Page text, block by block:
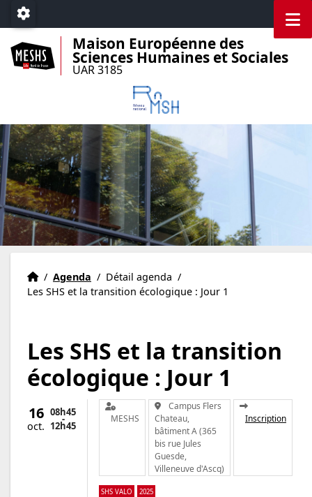
Accéder au menu principal
Accéder au contenu
Paramétrage
Maison Européenne des
Sciences Humaines et Sociales
UAR 3185
Accueil
Accueil
/ Agenda / Détail agenda /
Les SHS et la transition écologique : Jour 1
Les SHS et la transition
écologique : Jour 1
16
oct.
08h45
-
12h45
Organisateur :
MESHS
Lieu :
Campus Flers
Chateau,
bâtiment A (365
bis rue Jules
Guesde,
Villeneuve d'Ascq)
Inscription
SHS VALO 2025